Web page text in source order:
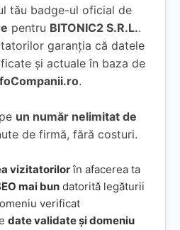
tău badge-ul oficial de
pentru BITONIC2 S.R.L..
garanția că datele
și actuale în baza de
.
un număr nelimitat de
de firmă, fără costuri.
vizitatorilorîn afacerea ta
mai bun datorită legăturii
verificat
date validate și domeniu